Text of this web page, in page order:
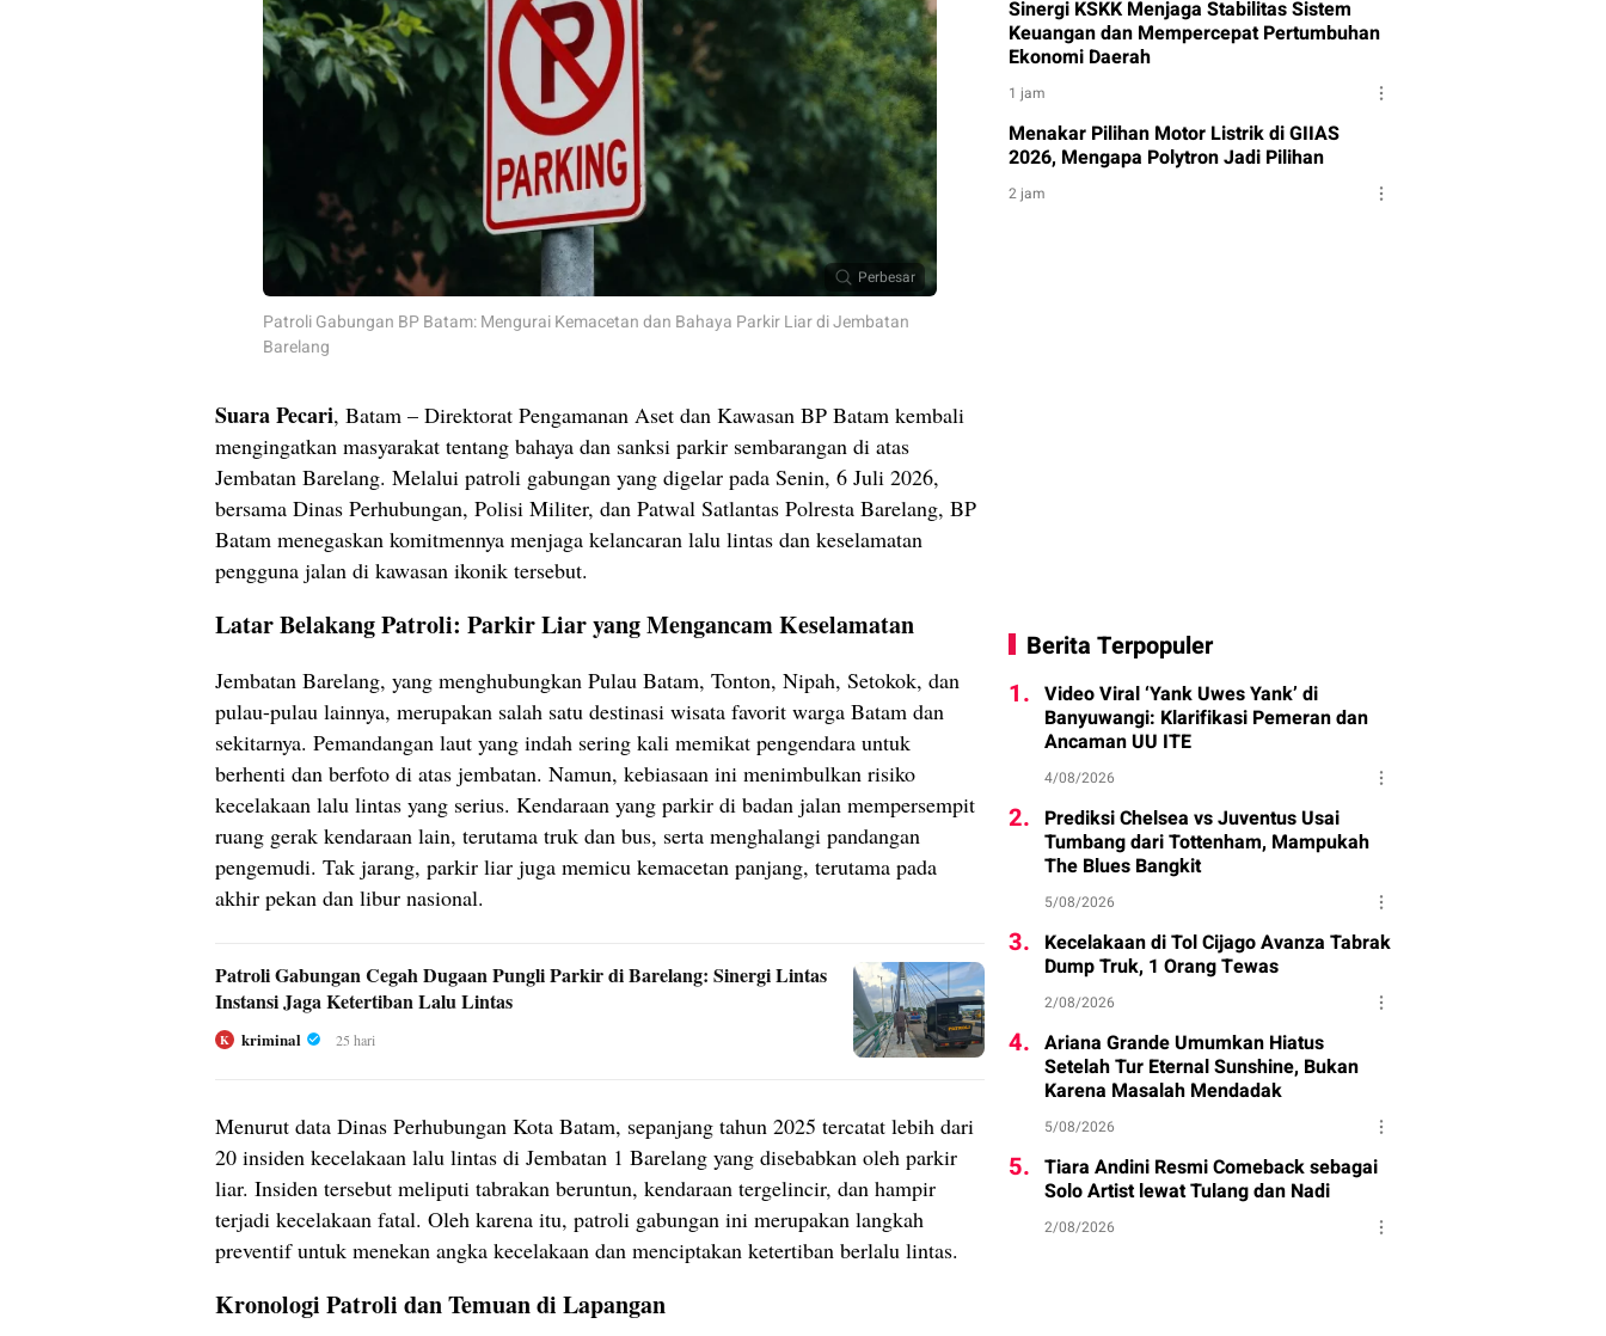
Perbesar
Patroli Gabungan BP Batam: Mengurai Kemacetan dan Bahaya Parkir Liar di Jembatan
Barelang
Suara Pecari, Batam – Direktorat Pengamanan Aset dan Kawasan BP Batam kembali
mengingatkan masyarakat tentang bahaya dan sanksi parkir sembarangan di atas
Jembatan Barelang. Melalui patroli gabungan yang digelar pada Senin, 6 Juli 2026,
bersama Dinas Perhubungan, Polisi Militer, dan Patwal Satlantas Polresta Barelang, BP
Batam menegaskan komitmennya menjaga kelancaran lalu lintas dan keselamatan
pengguna jalan di kawasan ikonik tersebut.
Latar Belakang Patroli: Parkir Liar yang Mengancam Keselamatan
Jembatan Barelang, yang menghubungkan Pulau Batam, Tonton, Nipah, Setokok, dan
pulau-pulau lainnya, merupakan salah satu destinasi wisata favorit warga Batam dan
sekitarnya. Pemandangan laut yang indah sering kali memikat pengendara untuk
berhenti dan berfoto di atas jembatan. Namun, kebiasaan ini menimbulkan risiko
kecelakaan lalu lintas yang serius. Kendaraan yang parkir di badan jalan mempersempit
ruang gerak kendaraan lain, terutama truk dan bus, serta menghalangi pandangan
pengemudi. Tak jarang, parkir liar juga memicu kemacetan panjang, terutama pada
akhir pekan dan libur nasional.
Patroli Gabungan Cegah Dugaan Pungli Parkir di Barelang: Sinergi Lintas
Instansi Jaga Ketertiban Lalu Lintas
K kriminal 25 hari
Menurut data Dinas Perhubungan Kota Batam, sepanjang tahun 2025 tercatat lebih dari
20 insiden kecelakaan lalu lintas di Jembatan 1 Barelang yang disebabkan oleh parkir
liar. Insiden tersebut meliputi tabrakan beruntun, kendaraan tergelincir, dan hampir
terjadi kecelakaan fatal. Oleh karena itu, patroli gabungan ini merupakan langkah
preventif untuk menekan angka kecelakaan dan menciptakan ketertiban berlalu lintas.
Kronologi Patroli dan Temuan di Lapangan
Sinergi KSKK Menjaga Stabilitas Sistem
Keuangan dan Mempercepat Pertumbuhan
Ekonomi Daerah
1 jam
Menakar Pilihan Motor Listrik di GIIAS
2026, Mengapa Polytron Jadi Pilihan
2 jam
Berita Terpopuler
1. Video Viral ‘Yank Uwes Yank’ di
Banyuwangi: Klarifikasi Pemeran dan
Ancaman UU ITE
4/08/2026
2. Prediksi Chelsea vs Juventus Usai
Tumbang dari Tottenham, Mampukah
The Blues Bangkit
5/08/2026
3. Kecelakaan di Tol Cijago Avanza Tabrak
Dump Truk, 1 Orang Tewas
2/08/2026
4. Ariana Grande Umumkan Hiatus
Setelah Tur Eternal Sunshine, Bukan
Karena Masalah Mendadak
5/08/2026
5. Tiara Andini Resmi Comeback sebagai
Solo Artist lewat Tulang dan Nadi
2/08/2026